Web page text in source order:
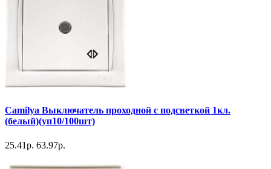
Camilya Выключатель проходной с подсветкой 1кл.
(белый)(уп10/100шт)
25.41р. 63.97р.